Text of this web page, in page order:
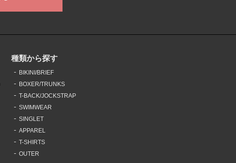
種類から探す
BIKINI/BRIEF
BOXER/TRUNKS
T-BACK/JOCKSTRAP
SWIMWEAR
SINGLET
APPAREL
T-SHIRTS
OUTER